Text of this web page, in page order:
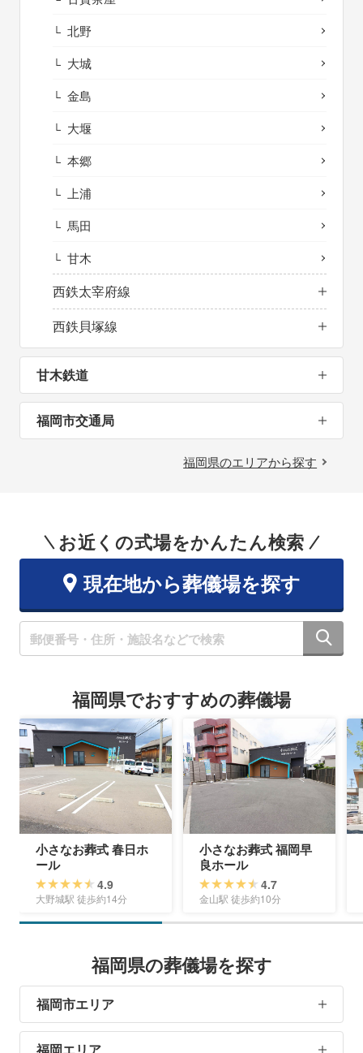
北野
大城
金島
大堰
本郷
上浦
馬田
甘木
西鉄太宰府線
西鉄貝塚線
甘木鉄道
福岡市交通局
福岡県のエリアから探す
お近くの式場をかんたん検索
現在地から葬儀場を探す
福岡県でおすすめの葬儀場
小さなお葬式 春日ホ
ール
4.9
大野城駅 徒歩約14分
小さなお葬式 福岡早
良ホール
4.7
金山駅 徒歩約10分
福岡県の葬儀場を探す
福岡市エリア